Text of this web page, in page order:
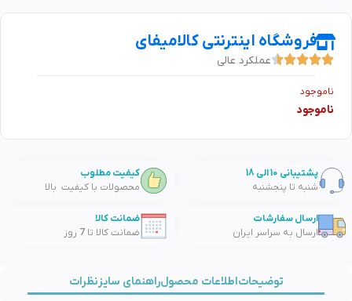
فروشگاه اینترنتی کالامیفای
عملکرد عالی
ناموجود
ناموجود
پشتیبانی 10 الی 18
شنبه تا پنجشنبه
کیفیت مطلوب
محصولات با کیفیت بالا
ارسال سفارشات
ارسال به سراسر ایران
ضمانت کالا
ضمانت کالا تا 7 روز
توضیحاتاطلاعات محصولراهنمای سایزنظرات